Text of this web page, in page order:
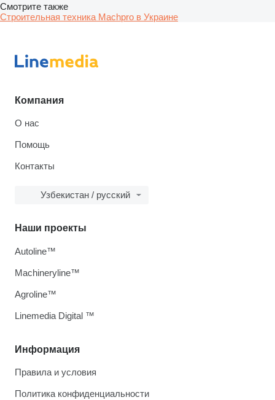
Смотрите также
Строительная техника Machpro в Украине
Компания
О нас
Помощь
Контакты
Узбекистан / русский
Информация
Правила и условия
Политика конфиденциальности
Наши проекты
Autoline™
Machineryline™
Agroline™
Linemedia Digital ™